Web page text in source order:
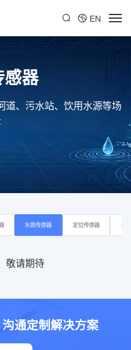
EN
感器
道、污水站、饮用水源等场
水质传感器 定位传感器 土
敬请期待
通定制解决方案